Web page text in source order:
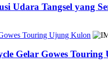
Udara Tangsel yang
Touring Ujung Kulon
Gelar Gowes